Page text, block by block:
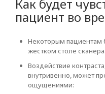
Как будет
пациент во
Некоторым пациентам
жестком столе сканера.
Воздействие
внутривенно, может
ощущениями: